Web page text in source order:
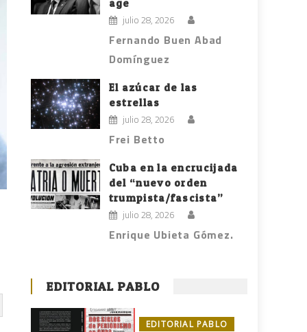
age
julio 28, 2026
Fernando Buen Abad
Domínguez
El azúcar de las
estrellas
julio 28, 2026
Frei Betto
Cuba en la encrucijada
del “nuevo orden
trumpista/fascista”
julio 28, 2026
Enrique Ubieta Gómez.
EDITORIAL PABLO
EDITORIAL PABLO